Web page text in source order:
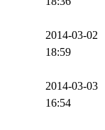
2014-03-02
18:59
2014-03-03
16:54